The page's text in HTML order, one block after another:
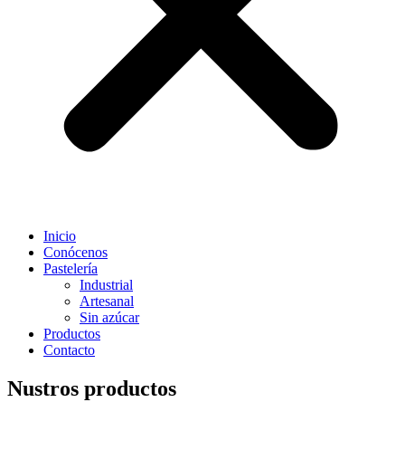
Inicio
Conócenos
Pastelería
Industrial
Artesanal
Sin azúcar
Productos
Contacto
Nustros productos